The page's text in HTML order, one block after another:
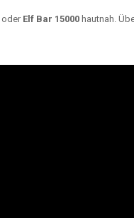
oder Elf Bar 15000 hautnah.